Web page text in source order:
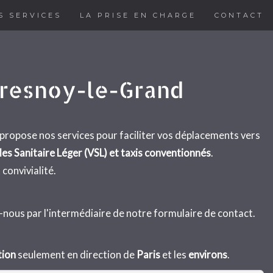
SERVICES LA PRISE EN CHARGE CONTACT
le-Grand
nos services pour faciliter vos déplacements vers
Sanitaire Léger (VSL) et taxis conventionnés.
par l'intermédiaire de notre formulaire de contact.
seulement en direction de Pariset les environs.